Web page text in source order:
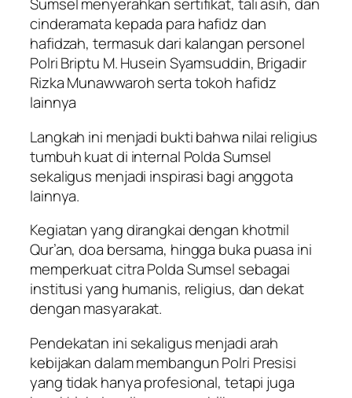
Sumsel menyerahkan sertifikat, tali asih, dan
cinderamata kepada para hafidz dan
hafidzah, termasuk dari kalangan personel
Polri Briptu M. Husein Syamsuddin, Brigadir
Rizka Munawwaroh serta tokoh hafidz
lainnya
Langkah ini menjadi bukti bahwa nilai religius
tumbuh kuat di internal Polda Sumsel
sekaligus menjadi inspirasi bagi anggota
lainnya.
Kegiatan yang dirangkai dengan khotmil
Qur’an, doa bersama, hingga buka puasa ini
memperkuat citra Polda Sumsel sebagai
institusi yang humanis, religius, dan dekat
dengan masyarakat.
Pendekatan ini sekaligus menjadi arah
kebijakan dalam membangun Polri Presisi
yang tidak hanya profesional, tetapi juga